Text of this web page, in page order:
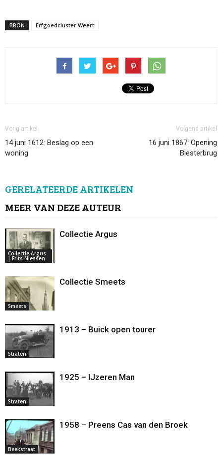
BRON Erfgoedcluster Weert
Vorig artikel
14 juni 1612: Beslag op een
woning
Volgend artikel
16 juni 1867: Opening
Biesterbrug
GERELATEERDE ARTIKELEN
MEER VAN DEZE AUTEUR
Collectie Argus
| Frits Niessen
Collectie Argus
Smeets
Collectie Smeets
Straten
1913 – Buick open tourer
Straten
1925 – IJzeren Man
Beekstraat
1958 – Preens Cas van den Broek